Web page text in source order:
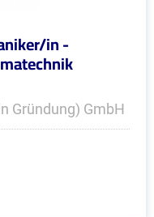
in -
Gründung) GmbH